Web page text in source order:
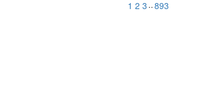
1 2 3 ..893